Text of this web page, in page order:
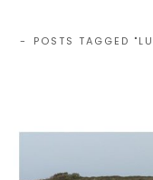
POSTS TAGGED